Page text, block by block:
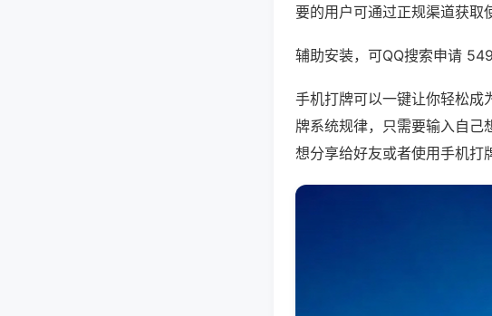
要的用户可通过正规渠道获取
辅助安装，可QQ搜索申请
手机打牌可以一键让你轻松成
牌系统规律，只需要输入自己
想分享给好友或者使用手机打